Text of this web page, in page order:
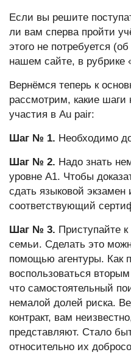
Если вы решите
ли вам сперва пройти
этого не потребуется
нашем сайте, в рубрике
Вернёмся теперь к
рассмотрим, какие шаги
участия в Au pair:
Шаг № 1. Необходимо
Шаг № 2. Надо знать
уровне А1. Чтобы
сдать языковой экзамен
соответствующий
Шаг № 3. Приступайте
семьи. Сделать это
помощью агентуры. Как
воспользоваться
что самостоятельный
немалой долей риска.
контракт, вам
представляют. Стало
относительно их